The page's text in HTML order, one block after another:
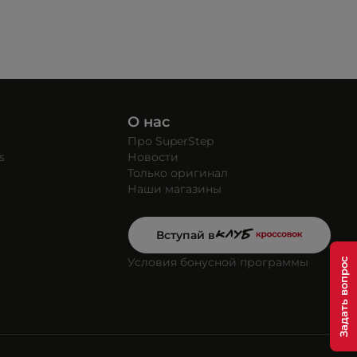
О нас
Про SuperStep
Новости
Только оригинал
Наши магазины
Вступай в
Условия бонусной программы